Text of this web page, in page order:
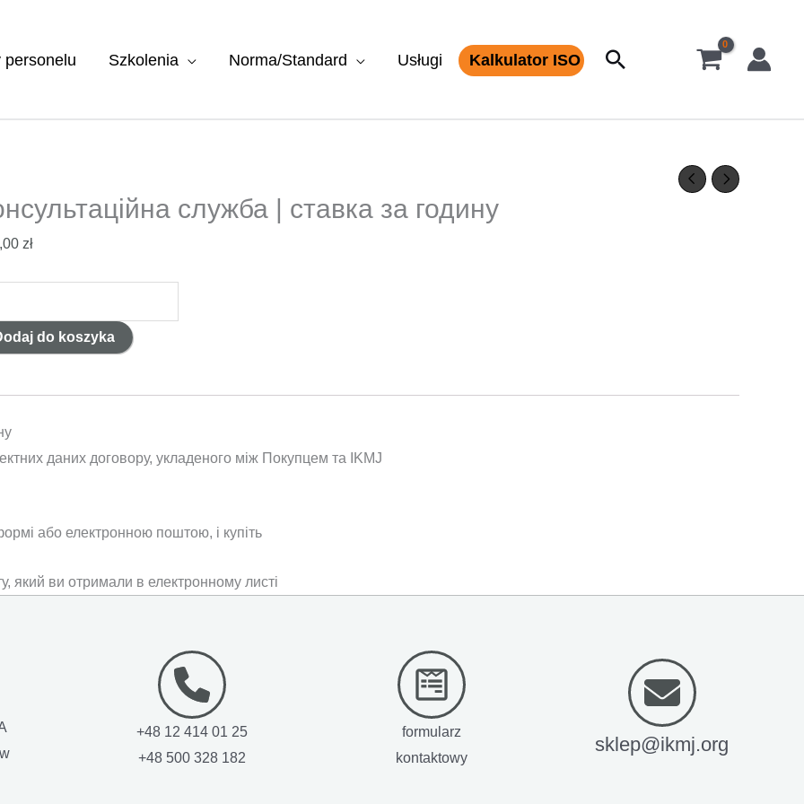
personelu Szkolenia Norma/Standard Usługi Kalkulator ISO Szukaj
служба | ставка за годину
zł
do koszyka
даних договору, укладеного між Покупцем та IKMJ
або електронною поштою, і купіть
який ви отримали в електронному листі
+48 12 414 01 25
+48 500 328 182
formularz
kontaktowy
sklep@ikmj.org